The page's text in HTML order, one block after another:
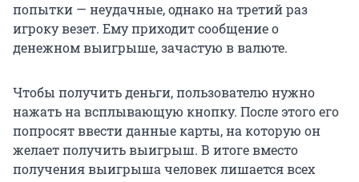
попытки — неудачные, однако на третий раз
игроку везет. Ему приходит сообщение о
денежном выигрыше, зачастую в валюте.
Чтобы получить деньги, пользователю нужно
нажать на всплывающую кнопку. После этого его
попросят ввести данные карты, на которую он
желает получить выигрыш. В итоге вместо
получения выигрыша человек лишается всех